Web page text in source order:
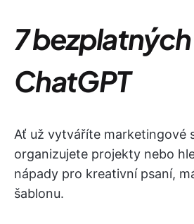
7
ChatGPT
Ať už vytváříte marketingové
organizujete projekty nebo
nápady pro kreativní psaní,
šablonu.